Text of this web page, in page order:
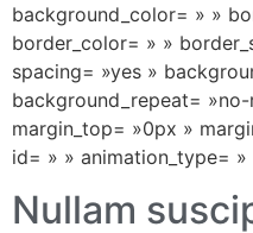
background_color= » »
border_color= » »
spacing= »yes »
background_repeat=
margin_top= »0px »
id= » » animation_type=
Nullam